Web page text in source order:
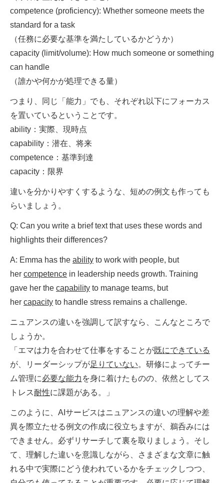
competence (proficiency): Whether someone meets the
standard for a task
（任務に必要な基準を満たしているかどうか）
capacity (limit/volume): How much someone or something
can handle
（誰かや何かが処理できる量）
つまり、同じ「能力」でも、それぞれ以下にフォーカス
を置いているということです。
ability：実際、現時点
capability：潜在、将来
competence：基準到達
capacity：限界
違いを分かりやすくするような、短めの例文も作っても
らいましょう。
Q: Can you write a brief text that uses these words and
highlights their differences?
A: Emma has the ability to work with people, but
her competence in leadership needs growth. Training
gave her the capability to manage teams, but
her capacity to handle stress remains a challenge.
ニュアンスの違いを強調して訳すなら、こんなところで
しょうか。
「エマは力を合わせて仕事をすることが既にできている
が、リーダーシップが足りていない。研修によってチー
ム管理に必要な能力 を身に着けたものの、依然としてス
トレス耐性に課題がある。」
このように、AIサービスはニュアンスの違いの理解や差
異を際立たせる例文の作成に役立ちますが、鵜呑みには
できません。必ずリサーチして裏を取りましょう。そし
て、理解した違いを意識しながら、さまざまな文章に触
れる中で実際にどう使われているかをチェックしつつ、